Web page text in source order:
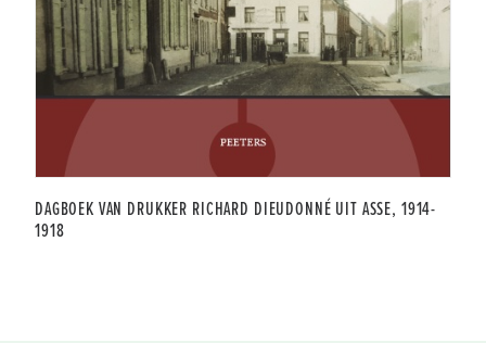
DAGBOEK VAN DRUKKER RICHARD DIEUDONNÉ UIT ASSE, 1914-
1918